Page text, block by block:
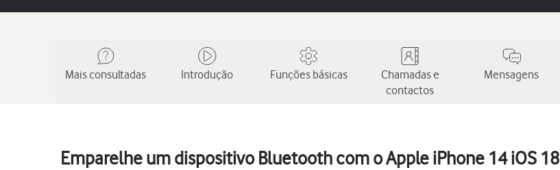
Mais consultadas Introdução Funções básicas
Chamadas e
contactos
Mensagens
Emparelhe um dispositivo Bluetooth com o Apple iPhone 14 iOS 18